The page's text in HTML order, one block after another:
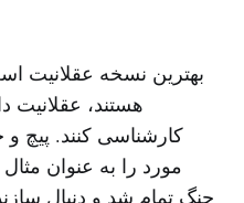
بهترین نسخه عقلانیت
هستند، عقلانیت
کارشناسی کنند. پیچ و
مورد را به عنوان
جنگ‌ تمام شد و دنبال